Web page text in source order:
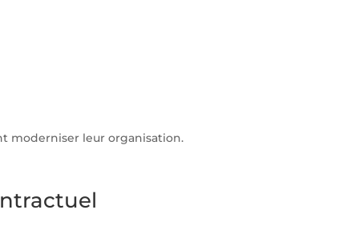
moderniser leur organisation.